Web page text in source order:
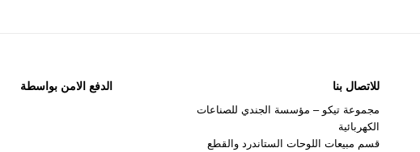
للاتصال بنا
مجموعة تيكو – مؤسسة الجندي للصناعات
الكهربائية
قسم مبيعات اللوحات الستاندرد والقطع
الدفع الامن بواسطة